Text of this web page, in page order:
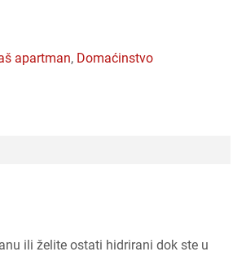
apartman,
domaćinstvo
ili želite ostati hidrirani dok ste u